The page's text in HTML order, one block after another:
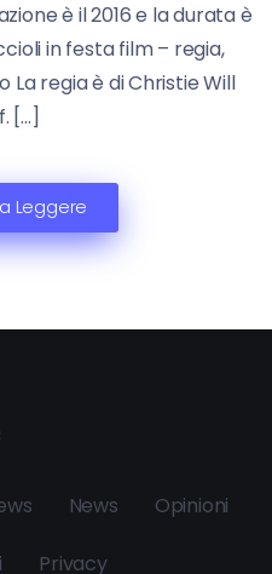
è il 2016 e la durata è
in festa film – regia,
regia è di Christie Will
[…]
Leggere
News Opinioni
Privacy